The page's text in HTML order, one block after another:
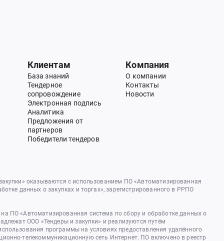
Клиентам
База знаний
Тендерное
сопровождение
Электронная подпись
Аналитика
Предложения от
партнеров
Победители тендеров
Компания
О компании
Контакты
Новости
оказываются с использованием ПО «Автоматизированная
данных о закупках и торгах», зарегистрированного в РРПО
ПО «Автоматизированная система по сбору и обработке данных о
ООО «Тендеры и закупки» и реализуются путём
программы на условиях предоставления удалённого
телекоммуникационную сеть Интернет. ПО включено в реестр